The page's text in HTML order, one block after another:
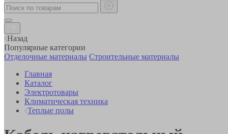
Назад
Популярные категории
Отделочные материалы Строительные материалы
Главная
Каталог
Электротовары
Климатическая техника
Теплые полы